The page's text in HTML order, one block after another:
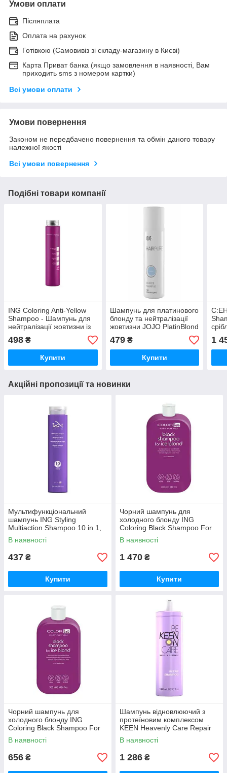
Умови оплати
Післяплата
Оплата на рахунок
Готівкою (Самовивіз зі складу-магазину в Києві)
Карта Приват банка (якщо замовлення в наявності, Вам
приходить sms з номером картки)
Всі умови оплати
Умови повернення
Законом не передбачено повернення та обмін даного товару
належної якості
Всі умови повернення
Подібні товари компанії
ING Coloring Anti-Yellow
Shampoo - Шампунь для
нейтралізації жовтизни із
фруктовими кислотами
250 мл (Оригінал)
498 ₴
Купити
Шампунь для платинового
блонду та нейтралізації
жовтизни JOJO PlatinBlond
Shampoo 250 мл
(оригінал)
479₴
Купити
1
Акційні пропозиції та новинки
Мультифункціональний
шампунь ING Styling
Multiaction Shampoo 10 in 1,
250 мл
В наявності
437 ₴
Купити
Чорний шампунь для
холодного блонду ING
Coloring Black Shampoo For
Ice Blond 1000 мл
В наявності
1 470 ₴
Купити
Чорний шампунь для
холодного блонду ING
Coloring Black Shampoo For
Ice Blond 300 мл
В наявності
656 ₴
Шампунь відновлюючий з
протеїновим комплексом
KEEN Heavenly Care Repair
Shampoo 1000 мл
В наявності
1 286 ₴